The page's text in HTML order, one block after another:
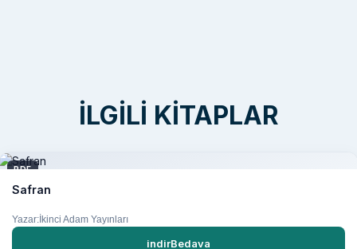
İLGILI KITAPLAR
PDF
Safran
Yazar:İkinci Adam Yayınları
indirBedava